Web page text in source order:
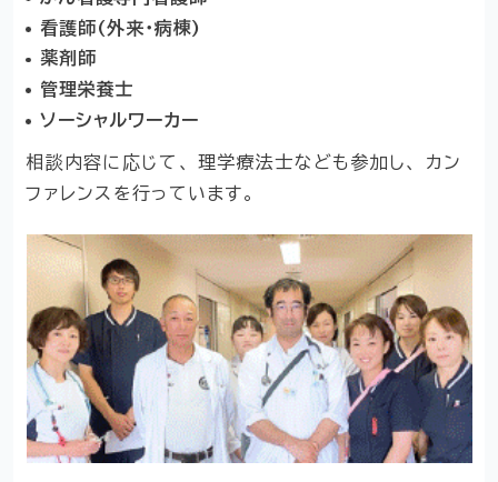
看護師(外来・病棟)
薬剤師
管理栄養士
ソーシャルワーカー
相談内容に応じて、 理学療法士なども参加し、 カン
ファレンスを行っています。